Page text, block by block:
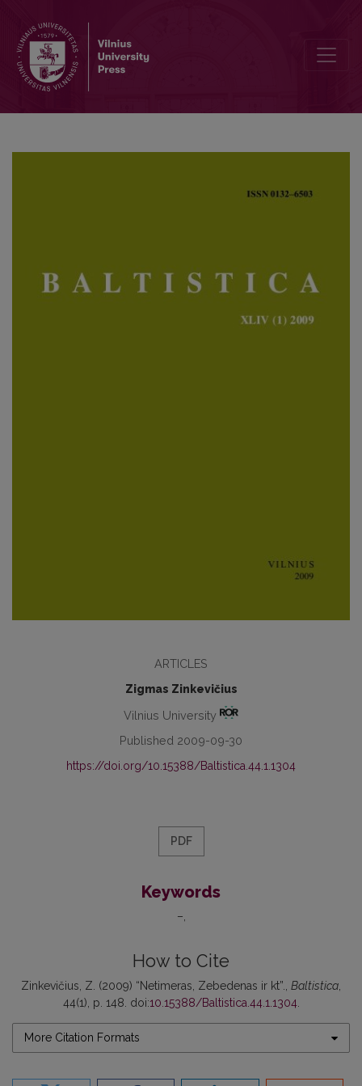
ARTICLES
Zigmas Zinkevičius
Vilnius University
Published 2009-09-30
https://doi.org/10.15388/Baltistica.44.1.1304
PDF
Keywords
–
How to Cite
Zinkevičius, Z. (2009) “Netimeras, Zebedenas ir kt”., Baltistica,
44(1), p. 148. doi:10.15388/Baltistica.44.1.1304.
More Citation Formats